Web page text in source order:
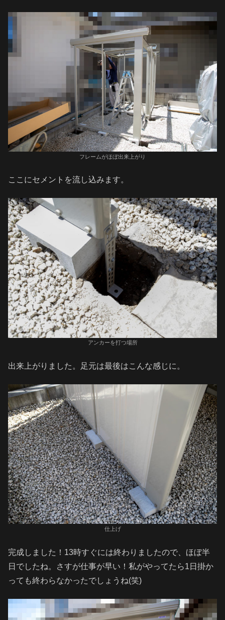
フレームがほぼ出来上がり
ここにセメントを流し込みます。
アンカーを打つ場所
出来上がりました。足元は最後はこんな感じに。
仕上げ
完成しました！13時すぐには終わりましたので、ほぼ半
日でしたね。さすが仕事が早い！私がやってたら1日掛か
っても終わらなかったでしょうね(笑)